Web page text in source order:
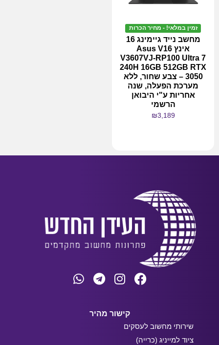
זמין במלאי! - מחיר הכרות
מחשב נייד גיימינג 16
אינץ Asus V16
V3607VJ-RP100 Ultra 7
240H 16GB 512GB RTX
3050 – צבע שחור, ללא
מערכת הפעלה, שנה
אחריות ע"י היבואן
הרשמי
₪3,189
קישור מהיר
שירותי מחשוב לעסקים
ציוד למייניג (כרייה)